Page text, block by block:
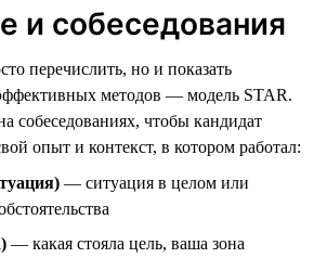
и собеседования
перечислить, но и показать
методов — модель STAR.
собеседованиях, чтобы кандидат
опыт и контекст, в котором работал:
— ситуация в целом или
— какая стояла цель, ваша зона